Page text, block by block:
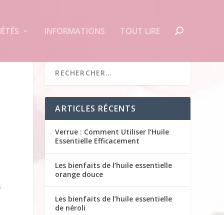
INFORMATIONS TOUT LIRE
ARTICLES RÉCENTS
Verrue : Comment Utiliser l’Huile
Essentielle Efficacement
Les bienfaits de l’huile essentielle
orange douce
Les bienfaits de l’huile essentielle
de néroli